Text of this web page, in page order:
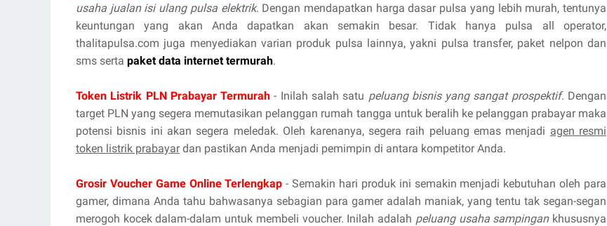
usaha jualan isi ulang pulsa elektrik. Dengan mendapatkan harga dasar pulsa yang lebih murah, tentunya
keuntungan yang akan Anda dapatkan akan semakin besar. Tidak hanya pulsa all operator,
thalitapulsa.com juga menyediakan varian produk pulsa lainnya, yakni pulsa transfer, paket nelpon dan
sms serta paket data internet termurah.
Token Listrik PLN Prabayar Termurah - Inilah salah satu peluang bisnis yang sangat prospektif. Dengan
target PLN yang segera memutasikan pelanggan rumah tangga untuk beralih ke pelanggan prabayar maka
potensi bisnis ini akan segera meledak. Oleh karenanya, segera raih peluang emas menjadi agen resmi
token listrik prabayardan pastikan Anda menjadi pemimpin di antara kompetitor Anda.
Grosir Voucher Game Online Terlengkap - Semakin hari produk ini semakin menjadi kebutuhan oleh para
gamer, dimana Anda tahu bahwasanya sebagian para gamer adalah maniak, yang tentu tak segan-segan
merogoh kocek dalam-dalam untuk membeli voucher. Inilah adalah peluang usaha sampingankhususnya